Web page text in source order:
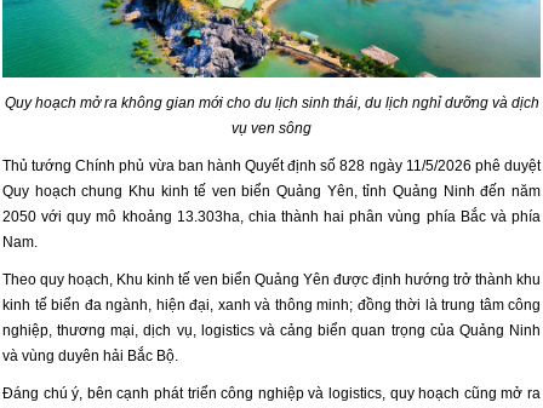
Quy hoạch mở ra không gian mới cho du lịch sinh thái, du lịch nghỉ dưỡng và dịch
vụ ven sông
Thủ tướng Chính phủ vừa ban hành Quyết định số 828 ngày 11/5/2026 phê duyệt
Quy hoạch chung Khu kinh tế ven biển Quảng Yên, tỉnh Quảng Ninh đến năm
2050 với quy mô khoảng 13.303ha, chia thành hai phân vùng phía Bắc và phía
Nam.
Theo quy hoạch, Khu kinh tế ven biển Quảng Yên được định hướng trở thành khu
kinh tế biển đa ngành, hiện đại, xanh và thông minh; đồng thời là trung tâm công
nghiệp, thương mại, dịch vụ, logistics và cảng biển quan trọng của Quảng Ninh
và vùng duyên hải Bắc Bộ.
Đáng chú ý, bên cạnh phát triển công nghiệp và logistics, quy hoạch cũng mở ra